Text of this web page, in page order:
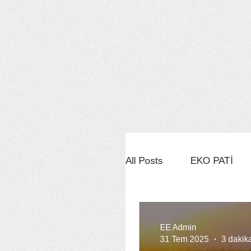
All Posts EKO PATİ
EKO STİL/MODA/
EE Admin
31 Tem 2025
3